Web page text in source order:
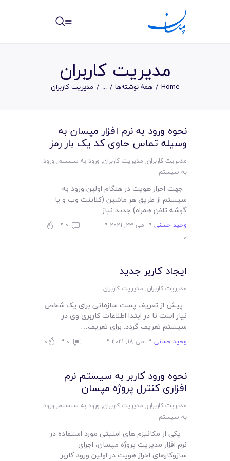
مدیریت کاربران
Home همهٔ نوشته‌ها ... مدیریت کاربران
نوشته ها
مرکز آموزش
امکانات
سیستم ها
لیست قیمت محصولات
نحوه ورود به نرم افزار مپسان به
وسیله تماس حاوی کد یک بار رمز
مدیریت کاربران, مدیریت کاربران, ورود به سیستم, ورود
به سیستم
جهت احراز هویت در هنگام اولین ورود به
سیستم از طریق هر ماشین (کلاینت وب و یا
گوشه تلفن همراه) جدید نیاز…
وحید حسنی می 23, 2021
0
0
ایجاد کاربر جدید
مدیریت کاربران, مدیریت کاربران
پیش از تعریف پست سازمانی برای یک شخص
نیاز است تا در ابتدا اطلاعات کاربری وی در
سیستم تعریف گردد. برای تعریف…
وحید حسنی می 18, 2021 0
0
نحوه ورود کاربر به سیستم نرم
افزاری کنترل پروژه مپسان
مدیریت کاربران, مدیریت کاربران, ورود به سیستم, ورود
به سیستم
یکی از مکانیزم های امنیتی مورد استفاده در
نرم افزار مدیریت پروژه مپسان، اجرای
سازوکارهای احراز هویت در اولین ورود کاربر…